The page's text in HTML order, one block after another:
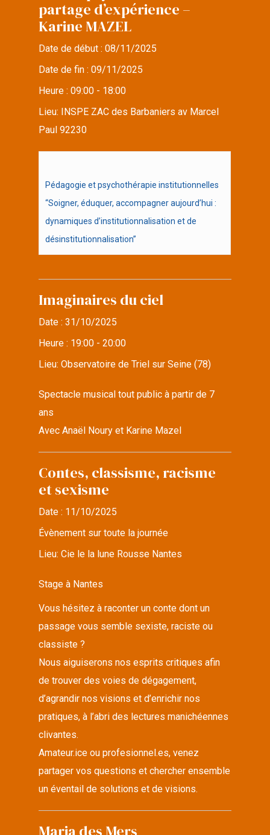
partage d’expérience –
Karine MAZEL
Date de début :08/11/2025
Date de fin :09/11/2025
Heure :09:00 - 18:00
Lieu:
INSPE ZAC des Barbaniers av Marcel
Paul 92230
Pédagogie et psychothérapie institutionnelles
“Soigner, éduquer, accompagner aujourd’hui :
dynamiques d’institutionnalisation et de
désinstitutionnalisation”
Imaginaires du ciel
Date :31/10/2025
Heure : 19:00 - 20:00
Lieu:Observatoire de Triel sur Seine (78)
Spectacle musical tout public à partir de 7
ans
Avec Anaël Noury et Karine Mazel
Contes, classisme, racisme
et sexisme
Date : 11/10/2025
Évènement sur toute la journée
Lieu:Cie le la lune Rousse Nantes
Stage à Nantes
Vous hésitez à raconter un conte dont un
passage vous semble sexiste, raciste ou
classiste ?
Nous aiguiserons nos esprits critiques afin
de trouver des voies de dégagement,
d’agrandir nos visions et d’enrichir nos
pratiques, à l’abri des lectures manichéennes
clivantes.
Amateur.ice ou profesionnel.es, venez
partager vos questions et chercher ensemble
un éventail de solutions et de visions.